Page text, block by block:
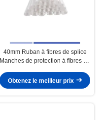
40mm Ruban à fibres de splice
Manches de protection à fibres de
Obtenez le meilleur prix